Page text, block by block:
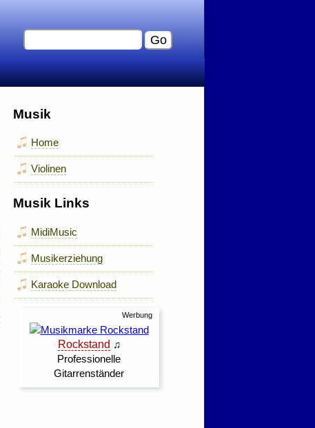
Musik
Home
Violinen
Musik Links
MidiMusic
Musikerziehung
Karaoke Download